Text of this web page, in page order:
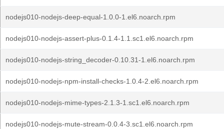
nodejs010-nodejs-deep-equal-1.0.0-1.el6.noarch.rpm
nodejs010-nodejs-assert-plus-0.1.4-1.1.sc1.el6.noarch.rpm
nodejs010-nodejs-string_decoder-0.10.31-1.el6.noarch.rpm
nodejs010-nodejs-npm-install-checks-1.0.4-2.el6.noarch.rpm
nodejs010-nodejs-mime-types-2.1.3-1.sc1.el6.noarch.rpm
nodejs010-nodejs-mute-stream-0.0.4-3.sc1.el6.noarch.rpm